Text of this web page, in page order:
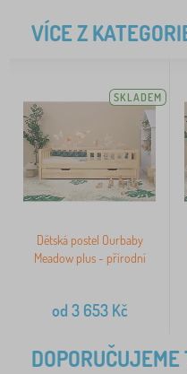
VÍCE Z
SKLADEM
Dětská postel Ourbaby
Meadow plus - přírodní
od 3 653Kč
DOPORUČUJEME